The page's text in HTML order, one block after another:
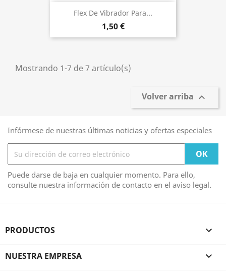
Flex De Vibrador Para...
1,50 €
Mostrando 1-7 de 7 artículo(s)
Volver arriba 
Infórmese de nuestras últimas noticias y ofertas especiales
Puede darse de baja en cualquier momento. Para ello,
consulte nuestra información de contacto en el aviso legal.
PRODUCTOS 
NUESTRA EMPRESA 